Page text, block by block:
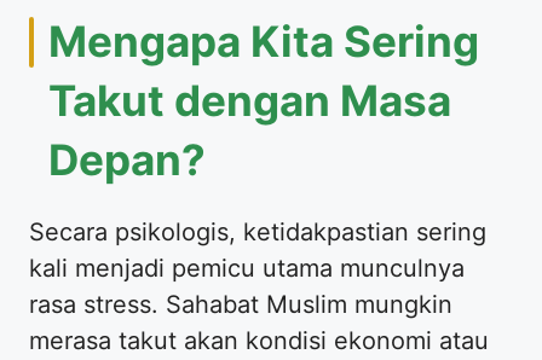
Mengapa Kita Sering
Takut dengan Masa
Depan?
Secara psikologis, ketidakpastian sering
kali menjadi pemicu utama munculnya
rasa stress. Sahabat Muslim mungkin
merasa takut akan kondisi ekonomi atau